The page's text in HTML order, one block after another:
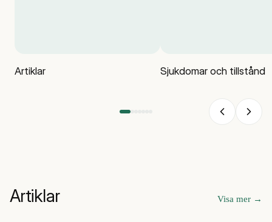
Artiklar Sjukdomar och tillstånd
Artiklar Visa mer →